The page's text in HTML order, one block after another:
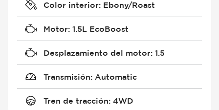
Color interior: Ebony/Roast
Motor: 1.5L EcoBoost
Desplazamiento del motor: 1.5
Transmisión: Automatic
Tren de tracción: 4WD